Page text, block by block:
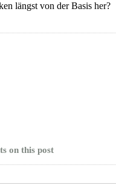
längst von der Basis her?
on this post